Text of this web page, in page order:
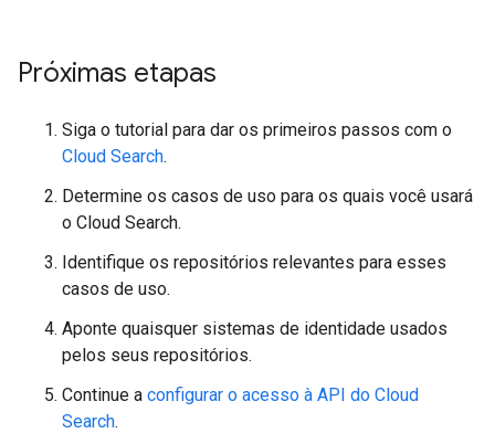
Próximas etapas
Siga o tutorial para dar os primeiros passos com o
Cloud Search.
Determine os casos de uso para os quais você usará
o Cloud Search.
Identifique os repositórios relevantes para esses
casos de uso.
Aponte quaisquer sistemas de identidade usados
pelos seus repositórios.
Continue a configurar o acesso à API do Cloud
Search.